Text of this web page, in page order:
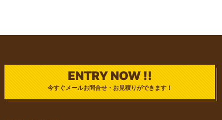
ENTRY NOW !!
今すぐメールお問合せ・お見積りができます！